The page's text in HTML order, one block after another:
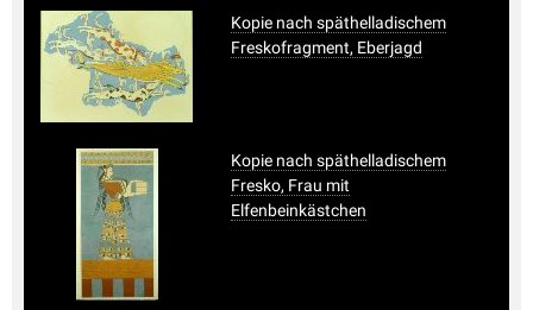
Kopie nach späthelladischem
Freskofragment, Eberjagd
Kopie nach späthelladischem
Fresko, Frau mit
Elfenbeinkästchen